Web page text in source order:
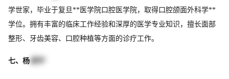
学世家，毕业于复旦**医学院口腔医学院，取得口腔颌面外科学**
学位。拥有丰富的临床工作经验和深厚的医学专业知识，擅长面部
整形、牙齿美容、口腔种植等方面的诊疗工作。
七、杨